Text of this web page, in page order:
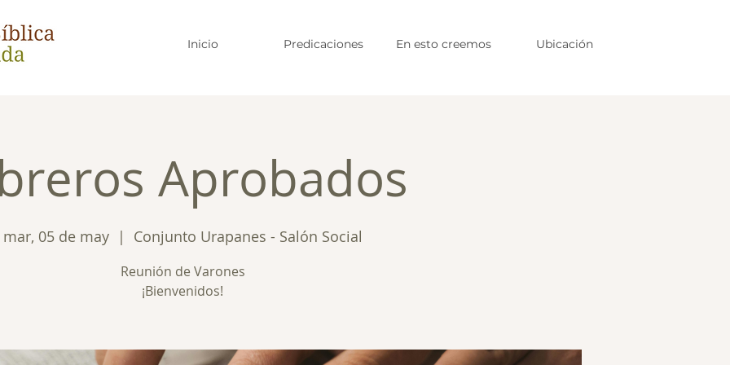
Inicio Predicaciones En esto creemos Ubicación
Aprobados
mar, 05 de may
  |
Conjunto Urapanes - Salón Social
Reunión de Varones
¡Bienvenidos!